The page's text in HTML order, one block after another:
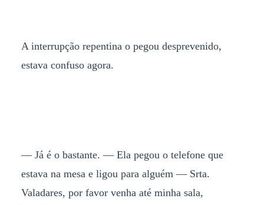
A interrupção repentina o pegou desprevenido,
estava confuso agora.
— Já é o bastante. — Ela pegou o telefone que
estava na mesa e ligou para alguém — Srta.
Valadares, por favor venha até minha sala,